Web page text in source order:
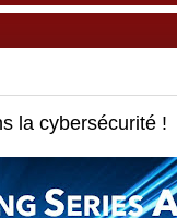
la cybersécurité !